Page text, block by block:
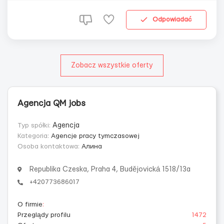
Odpowiadać
Zobacz wszystkie oferty
Agencja QM jobs
Typ spółki: Agencja
Kategoria: Agencje pracy tymczasowej
Osoba kontaktowa: Алина
Republika Czeska, Praha 4, Budějovická 1518/13a
+420773686017
O firmie:
Przeglądy profilu
1472